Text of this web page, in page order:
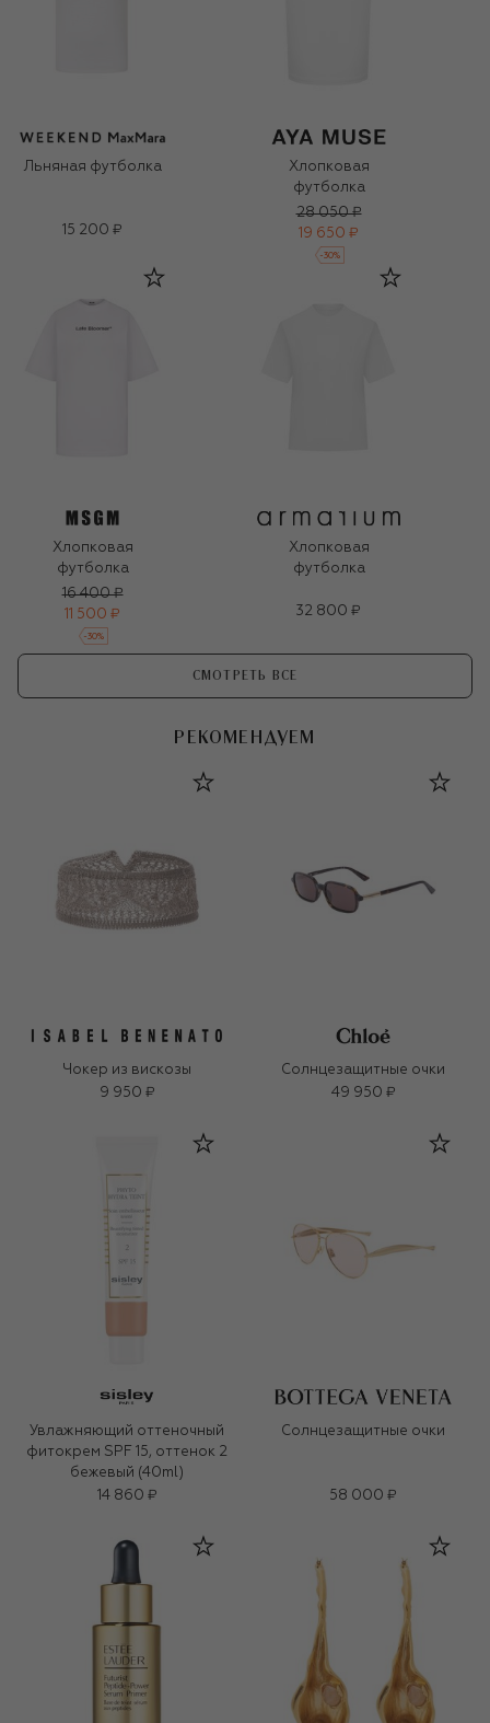
Льняная футболка
15 200 ₽
Хлопковая
футболка
28 050 ₽
19 650 ₽
-30%
Хлопковая
футболка
16 400 ₽
11 500 ₽
-30%
Хлопковая
футболка
32 800 ₽
СМОТРЕТЬ ВСЕ
РЕКОМЕНДУЕМ
Чокер из вискозы
9 950 ₽
Солнцезащитные очки
49 950 ₽
Увлажняющий оттеночный
фитокрем SPF 15, оттенок 2
бежевый (40ml)
14 860 ₽
Солнцезащитные очки
58 000 ₽